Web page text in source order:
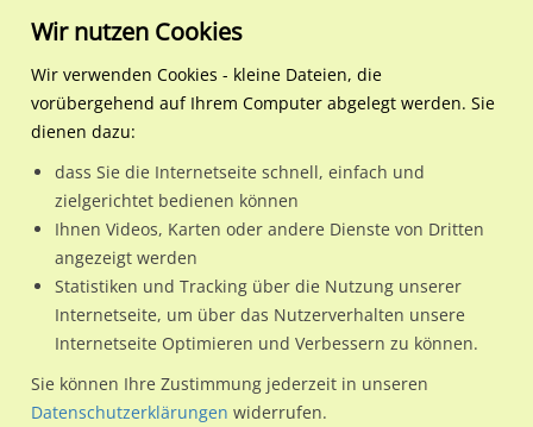
Regionale Plakatwerbung Bayern
Bad Kissingen, GKSt
Würzburger Str. 9 geg.
97688 / Bad Kissingen, GKSt / Innenstadt
Nutze günstige Werbemöglichkeiten am Standort
Würzburger Str. 9 geg. McDonalds quer VSim Ortsteil
Innenstadt)in Bad Kissingen, GKSt.
Wir erheben für jede unserer Werbeflächen individuelle und
Wir nutzen Cookies
Wir verwenden Cookies - kleine Dateien, die
vorübergehend auf Ihrem Computer abgelegt werden. Sie
dienen dazu:
dass Sie die Internetseite schnell, einfach und
zielgerichtet bedienen können
Ihnen Videos, Karten oder andere Dienste von Dritten
angezeigt werden
Statistiken und Tracking über die Nutzung unserer
Internetseite, um über das Nutzerverhalten unsere
Internetseite Optimieren und Verbessern zu können.
Sie können Ihre Zustimmung jederzeit in unseren
Datenschutzerklärungen widerrufen.